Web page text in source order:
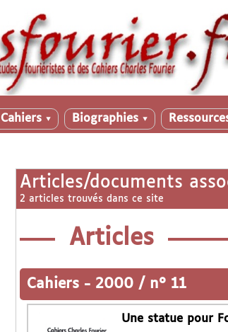
Cahiers ▼ Biographies ▼
Articles/documents
2 articles trouvés dans ce site
Articles
Cahiers - 2000 / n° 11
Une statue pour